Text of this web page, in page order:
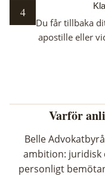
4
Du får tillbaka
apostille eller
Varför
Belle
ambition: juridisk
personligt